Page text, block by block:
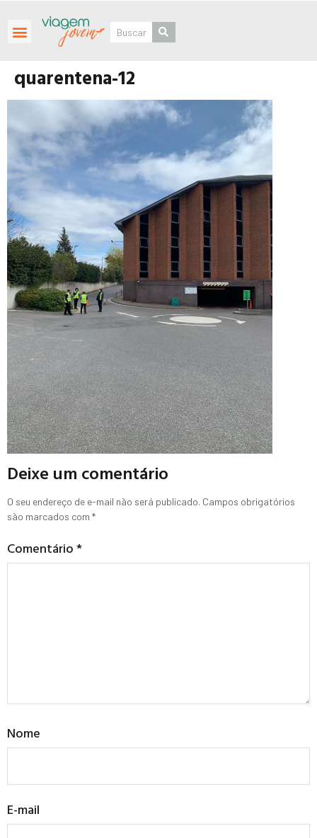
quarentena-12
Deixe um comentário
O seu endereço de e-mail não será publicado. Campos obrigatórios
são marcados com *
Comentário*
Nome
E-mail